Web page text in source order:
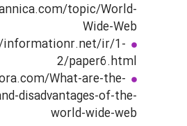
topic/World-
Wide-Web
informationr.net/ir/1-
2/paper6.html
What-are-the-
disadvantages-of-the-
world-wide-web